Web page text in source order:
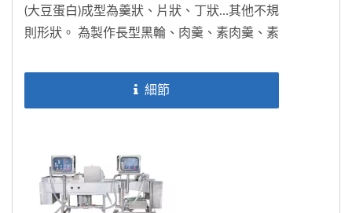
(大豆蛋白)成型為羹狀、片狀、丁狀…其他不規
則形狀。 為製作長型黑輪、肉羹、素肉羹、素
細節